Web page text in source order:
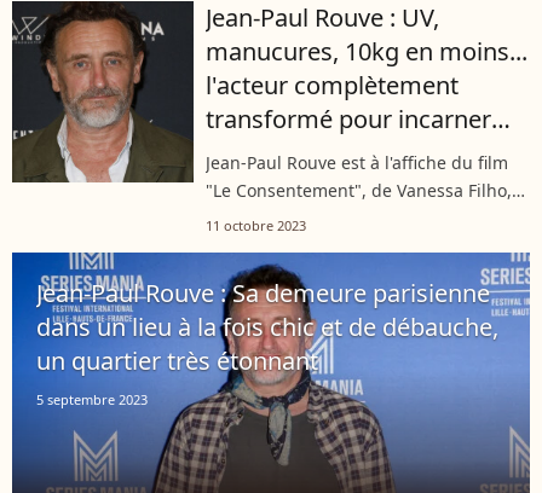
célèbre fille de.
Jean-Paul Rouve : UV,
manucures, 10kg en moins...
l'acteur complètement
transformé pour incarner
Gabriel Matzneff
Jean-Paul Rouve est à l'affiche du film
"Le Consentement", de Vanessa Filho,
dans lequel il incarne Gabriel Matzneff.
personnage, l'acteur a dû...
11 octobre 2023
Jean-Paul Rouve : Sa demeure parisienne
dans un lieu à la fois chic et de débauche,
un quartier très étonnant
5 septembre 2023